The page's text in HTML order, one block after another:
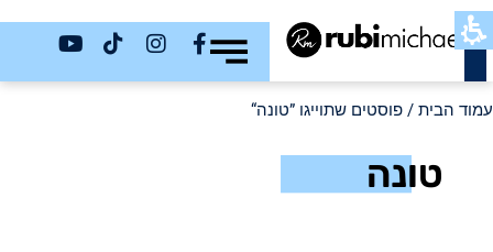
כשר
עמוד הבית / פוסטים שתוייגו ”טונה“
טונה